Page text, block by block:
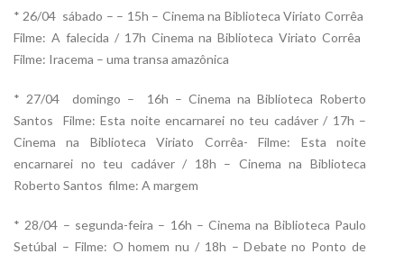
* 26/04  sábado – – 15h – Cinema na Biblioteca Viriato Corrêa 
Filme: A falecida / 17h Cinema na Biblioteca Viriato Corrêa 
Filme: Iracema – uma transa amazônica
* 27/04  domingo – 16h – Cinema na Biblioteca Roberto
Santos  Filme: Esta noite encarnarei no teu cadáver / 17h –
Cinema na Biblioteca Viriato Corrêa- Filme: Esta noite
encarnarei no teu cadáver / 18h – Cinema na Biblioteca
Roberto Santos  filme: A margem
* 28/04 – segunda-feira – 16h – Cinema na Biblioteca Paulo
Setúbal – Filme: O homem nu / 18h – Debate no Ponto de